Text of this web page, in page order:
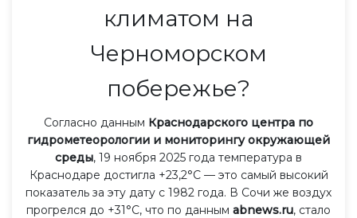
климатом на
Черноморском
побережье?
Согласно данным Краснодарского центра по
гидрометеорологии и мониторингу окружающей
среды, 19 ноября 2025 года температура в
Краснодаре достигла +23,2°C — это самый высокий
показатель за эту дату с 1982 года. В Сочи же воздух
прогрелся до +31°C, что по данным abnews.ru, стало